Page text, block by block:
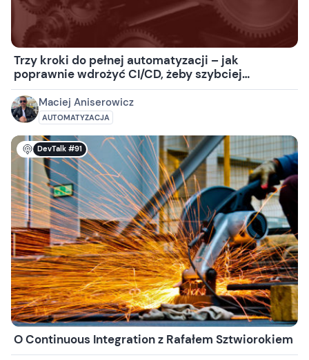
Trzy kroki do pełnej automatyzacji – jak
poprawnie wdrożyć CI/CD, żeby szybciej
dostarczać lepszy software
Maciej Aniserowicz
AUTOMATYZACJA
DevTalk #91
O Continuous Integration z Rafałem Sztwiorokiem